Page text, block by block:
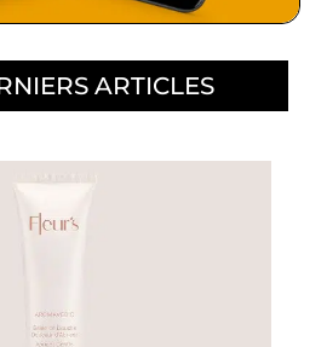
ARTICLES